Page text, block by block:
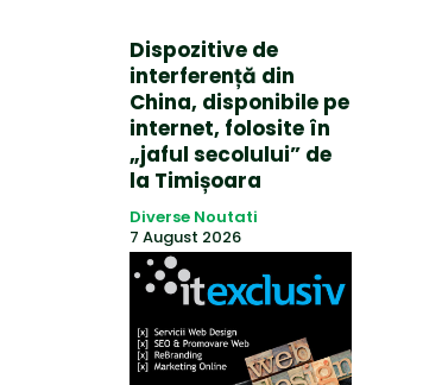
Dispozitive de
interferență din
China, disponibile pe
internet, folosite în
„jaful secolului” de
la Timișoara
Diverse Noutati
7 August 2026